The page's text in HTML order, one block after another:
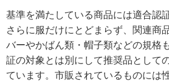
基準を満たしている商品には適合認
さらに服だけにとどまらず、関連商
バーやかばん類・帽子類などの規格
証の対象とは別にして推奨品として
ています。市販されているものには